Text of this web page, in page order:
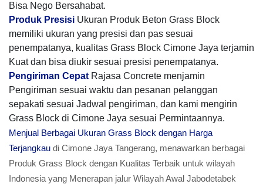
Bisa Nego Bersahabat.
Produk Presisi Ukuran Produk Beton Grass Block
memiliki ukuran yang presisi dan pas sesuai
penempatanya, kualitas Grass Block Cimone Jaya terjamin
Kuat dan bisa diukir sesuai presisi penempatanya.
Pengiriman Cepat Rajasa Concrete menjamin
Pengiriman sesuai waktu dan pesanan pelanggan
sepakati sesuai Jadwal pengiriman, dan kami mengirin
Grass Block di Cimone Jaya sesuai Permintaannya.
Menjual Berbagai Ukuran Grass Block dengan Harga
Terjangkau di Cimone Jaya Tangerang, menawarkan berbagai
Produk Grass Block dengan Kualitas Terbaik untuk wilayah
Indonesia yang Menerapan jalur Wilayah Awal Jabodetabek